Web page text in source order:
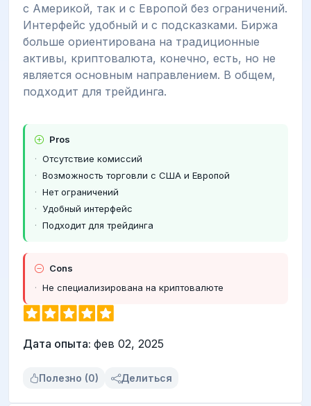
с Америкой, так и с Европой без ограничений.
Интерфейс удобный и с подсказками. Биржа
больше ориентирована на традиционные
активы, криптовалюта, конечно, есть, но не
является основным направлением. В общем,
подходит для трейдинга.
Pros
Отсутствие комиссий
Возможность торговли с США и Европой
Нет ограничений
Удобный интерфейс
Подходит для трейдинга
Cons
Не специализирована на криптовалюте
Дата опыта: фев 02, 2025
Полезно (0) Делиться